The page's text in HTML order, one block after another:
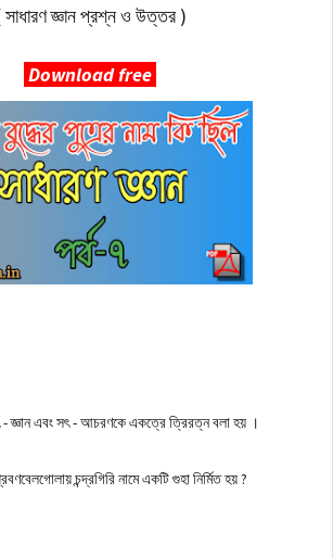
সাধারণ জ্ঞান প্রশ্ন ও উত্তর )
Download free
- জ্ঞান এবং সৎ - আচরণকে একত্রে ত্রিরত্ন বলা হয় ।
চন্দ্রগিরি নামে একটি গুহা নির্মিত হয় ?